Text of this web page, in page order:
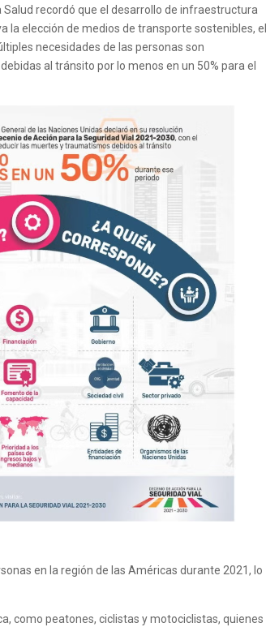
recordó que el desarrollo de infraestructura
la elección de medios de transporte sostenibles, el
necesidades de las personas son
al tránsito por lo menos en un 50% para el
en la región de las Américas durante 2021, lo
como peatones, ciclistas y motociclistas, quienes